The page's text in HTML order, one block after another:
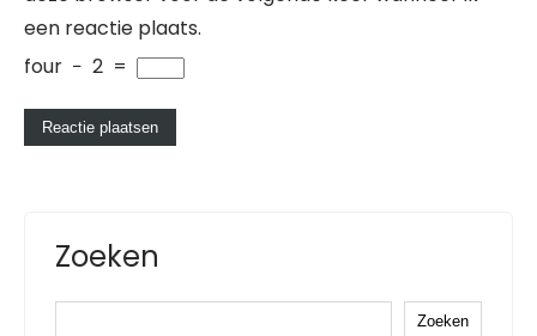
een reactie plaats.
four − 2 =
Zoeken
Zoeken